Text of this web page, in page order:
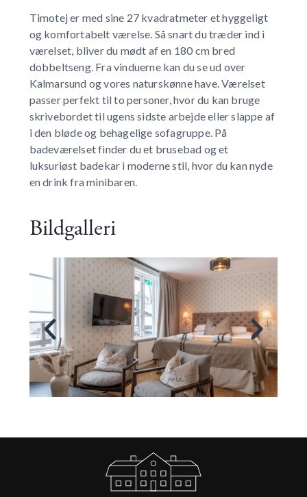
Timotej er med sine 27 kvadratmeter et hyggeligt
og komfortabelt værelse. Så snart du træder ind i
værelset, bliver du mødt af en 180 cm bred
dobbeltseng. Fra vinduerne kan du se ud over
Kalmarsund og vores naturskønne have. Værelset
passer perfekt til to personer, hvor du kan bruge
skrivebordet til ugens sidste arbejde eller slappe af
i den bløde og behagelige sofagruppe. På
badeværelset finder du et brusebad og et
luksuriøst badekar i moderne stil, hvor du kan nyde
en drink fra minibaren.
Bildgalleri